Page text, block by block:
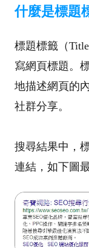
什麼是標題
標題標籤（
寫網頁標題。
地描述網頁的
社群分享。
搜尋結果中，
連結，如下圖